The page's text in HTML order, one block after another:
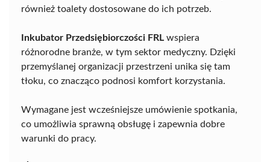
również toalety dostosowane do ich potrzeb.
Inkubator Przedsiębiorczości FRL wspiera
różnorodne branże, w tym sektor medyczny. Dzięki
przemyślanej organizacji przestrzeni unika się tam
tłoku, co znacząco podnosi komfort korzystania.
Wymagane jest wcześniejsze umówienie spotkania,
co umożliwia sprawną obsługę i zapewnia dobre
warunki do pracy.